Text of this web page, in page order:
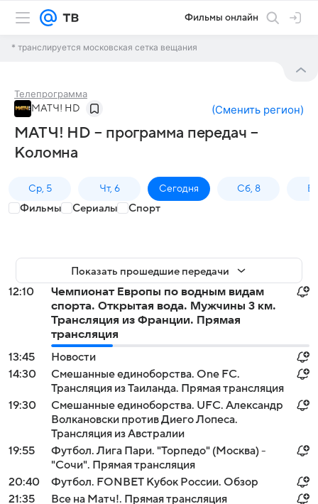
Фильмы онлайн
* транслируется московская сетка вещания
Телепрограмма
МАТЧ! HD (Сменить регион)
МАТЧ! HD – программа передач –
Коломна
Ср, 5 Чт, 6 Сегодня Сб, 8
Фильмы Сериалы Спорт
Показать прошедшие передачи
12:10
Чемпионат Европы по водным видам
спорта. Открытая вода. Мужчины 3 км.
Трансляция из Франции. Прямая
трансляция
13:45
Новости
14:30
Смешанные единоборства. One FC.
Трансляция из Таиланда. Прямая трансляция
19:30
Смешанные единоборства. UFC. Александр
Волкановски против Диего Лопеса.
Трансляция из Австралии
19:55
Футбол. Лига Пари. "Торпедо" (Москва) -
"Сочи". Прямая трансляция
20:40
Футбол. FONBET Кубок России. Обзор
21:35
Все на Матч!. Прямая трансляция